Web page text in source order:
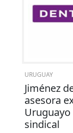
URUGUAY
Jiménez
asesora
sindical